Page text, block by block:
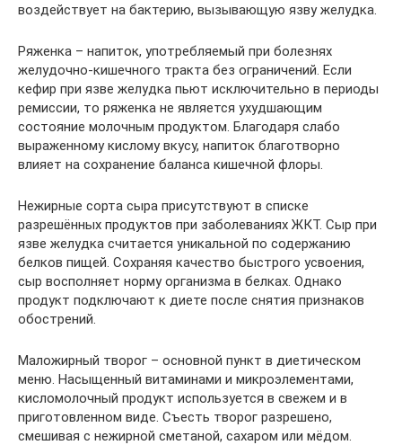
воздействует на бактерию, вызывающую язву желудка.
Ряженка – напиток, употребляемый при болезнях
желудочно-кишечного тракта без ограничений. Если
кефир при язве желудка пьют исключительно в периоды
ремиссии, то ряженка не является ухудшающим
состояние молочным продуктом. Благодаря слабо
выраженному кислому вкусу, напиток благотворно
влияет на сохранение баланса кишечной флоры.
Нежирные сорта сыра присутствуют в списке
разрешённых продуктов при заболеваниях ЖКТ. Сыр при
язве желудка считается уникальной по содержанию
белков пищей. Сохраняя качество быстрого усвоения,
сыр восполняет норму организма в белках. Однако
продукт подключают к диете после снятия признаков
обострений.
Маложирный творог – основной пункт в диетическом
меню. Насыщенный витаминами и микроэлементами,
кисломолочный продукт используется в свежем и в
приготовленном виде. Съесть творог разрешено,
смешивая с нежирной сметаной, сахаром или мёдом.